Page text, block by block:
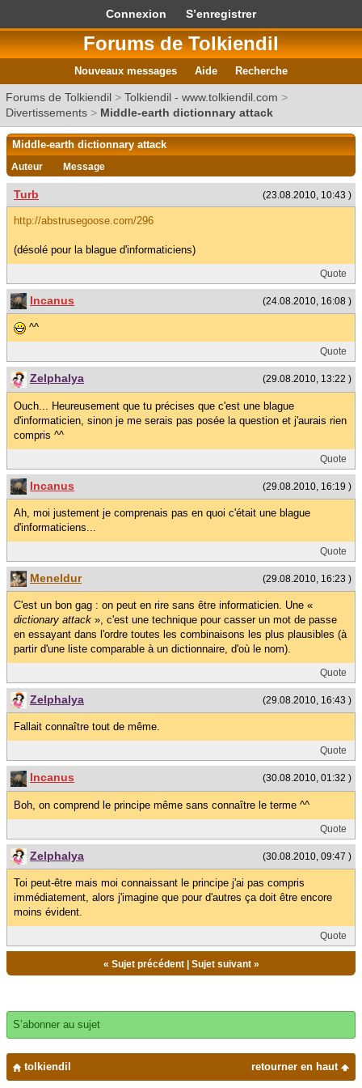
Connexion S’enregistrer
Forums de Tolkiendil
Nouveaux messages Aide Recherche
Forums de Tolkiendil > Tolkiendil - www.tolkiendil.com >
Divertissements > Middle-earth dictionnary attack
Middle-earth dictionnary attack
Auteur Message
(23.08.2010, 10:43 )
Turb
http://abstrusegoose.com/296
(désolé pour la blague d'informaticiens)
Quote
(24.08.2010, 16:08 )
Incanus
^^
Quote
(29.08.2010, 13:22 )
Zelphalya
Ouch... Heureusement que tu précises que c'est une blague
d'informaticien, sinon je me serais pas posée la question et j'aurais rien
compris ^^
Quote
(29.08.2010, 16:19 )
Incanus
Ah, moi justement je comprenais pas en quoi c'était une blague
d'informaticiens...
Quote
(29.08.2010, 16:23 )
Meneldur
C'est un bon gag : on peut en rire sans être informaticien. Une «
dictionary attack », c'est une technique pour casser un mot de passe
en essayant dans l'ordre toutes les combinaisons les plus plausibles (à
partir d'une liste comparable à un dictionnaire, d'où le nom).
Quote
(29.08.2010, 16:43 )
Zelphalya
Fallait connaître tout de même.
Quote
(30.08.2010, 01:32 )
Incanus
Boh, on comprend le principe même sans connaître le terme ^^
Quote
(30.08.2010, 09:47 )
Zelphalya
Toi peut-être mais moi connaissant le principe j'ai pas compris
immédiatement, alors j'imagine que pour d'autres ça doit être encore
moins évident.
Quote
« Sujet précédent| Sujet suivant»
S’abonner au sujet
retourner en haut
tolkiendil